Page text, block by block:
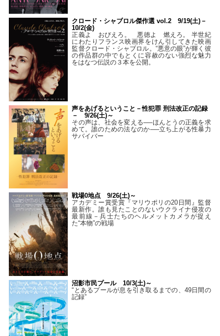
クロード・シャブロル傑作選 vol.2 9/19(土)－
10/2(金)
正義よ おびえろ。 悪徳よ 燃えろ。 半世紀
にわたりフランス映画界をけん引してきた映画
監督クロード・シャブロル。“悪意の眼”が輝く彼
の作品群の中でもとくに容赦のない強烈な魅力
をはなつ伝説の３本を公開。
声をあげるということ－性犯罪 刑法改正の記録
－ 9/26(土)～
その声は、社会を変える──ほんとうの正義を求
めて。誰のための法なのか──立ち上がる性暴力
サバイバー
戦場0地点 9/26(土)～
アカデミー賞受賞『マリウポリの20日間』監督
最新作。誰も見たことのないウクライナ侵攻の
最前線－兵士たちのヘルメットカメラが捉え
た“本物”の戦場
沼影市民プール 10/3(土)～
“とあるプールが息を引き取るまでの、49日間の
記録”